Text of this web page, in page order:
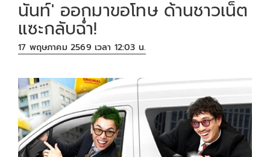
นันท์' ออกมาขอโทษ ด้านชาวเน็ต
แซะกลับฉ่ำ!
17 พฤษภาคม 2569 เวลา 12:03 น.